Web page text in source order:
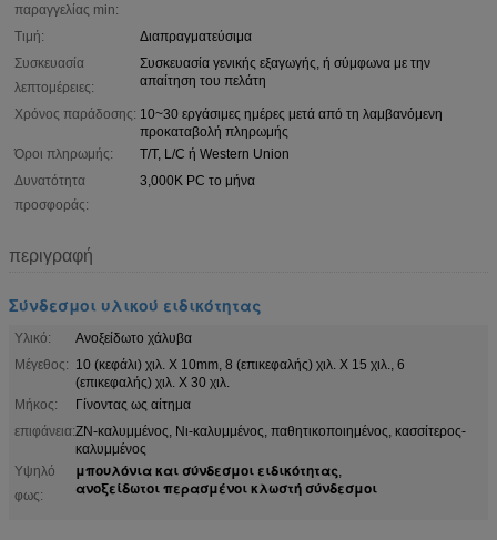
παραγγελίας min:
Τιμή:
Διαπραγματεύσιμα
Συσκευασία
λεπτομέρειες:
Συσκευασία γενικής εξαγωγής, ή σύμφωνα με την
απαίτηση του πελάτη
Χρόνος παράδοσης: 10~30 εργάσιμες ημέρες μετά από τη λαμβανόμενη
προκαταβολή πληρωμής
Όροι πληρωμής:
T/T, L/C ή Western Union
Δυνατότητα
προσφοράς:
3,000K PC το μήνα
περιγραφή
Σύνδεσμοι υλικού ειδικότητας
Υλικό:
Ανοξείδωτο χάλυβα
Μέγεθος: 10 (κεφάλι) χιλ. Χ 10mm, 8 (επικεφαλής) χιλ. Χ 15 χιλ., 6
(επικεφαλής) χιλ. Χ 30 χιλ.
Μήκος:
Γίνοντας ως αίτημα
επιφάνεια:ZN-καλυμμένος, Νι-καλυμμένος, παθητικοποιημένος, κασσίτερος-
καλυμμένος
Υψηλό
φως:
μπουλόνια και σύνδεσμοι ειδικότητας,
ανοξείδωτοι περασμένοι κλωστή σύνδεσμοι